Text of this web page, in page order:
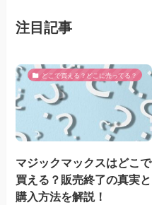
注目記事
どこで買える？どこに売ってる？
マジックマックスはどこで
買える？販売終了の真実と
購入方法を解説！